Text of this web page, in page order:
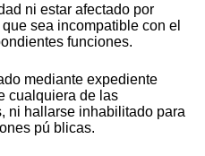
ni estar afectado por
sea incompatible con el
funciones.
mediante expediente
cualquiera de las
ni hallarse inhabilitado para
pú blicas.